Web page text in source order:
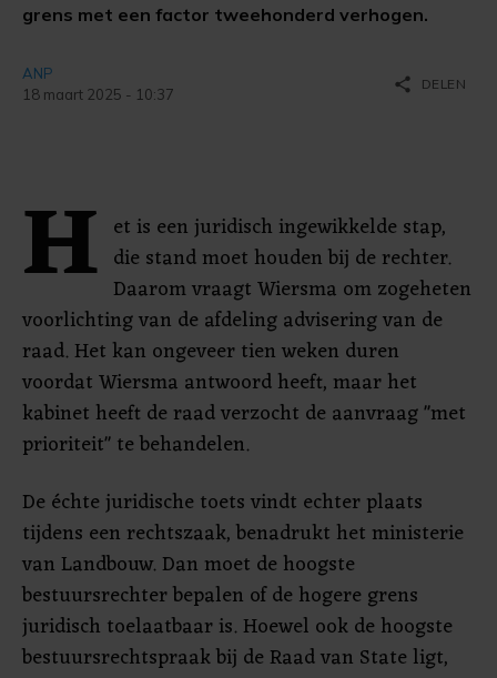
grens met een factor tweehonderd verhogen.
ANP
18 maart 2025 - 10:37
share DELEN
H et is een juridisch ingewikkelde stap,
die stand moet houden bij de rechter.
Daarom vraagt Wiersma om zogeheten
voorlichting van de afdeling advisering van de
raad. Het kan ongeveer tien weken duren
voordat Wiersma antwoord heeft, maar het
kabinet heeft de raad verzocht de aanvraag "met
prioriteit" te behandelen.
De échte juridische toets vindt echter plaats
tijdens een rechtszaak, benadrukt het ministerie
van Landbouw. Dan moet de hoogste
bestuursrechter bepalen of de hogere grens
juridisch toelaatbaar is. Hoewel ook de hoogste
bestuursrechtspraak bij de Raad van State ligt,